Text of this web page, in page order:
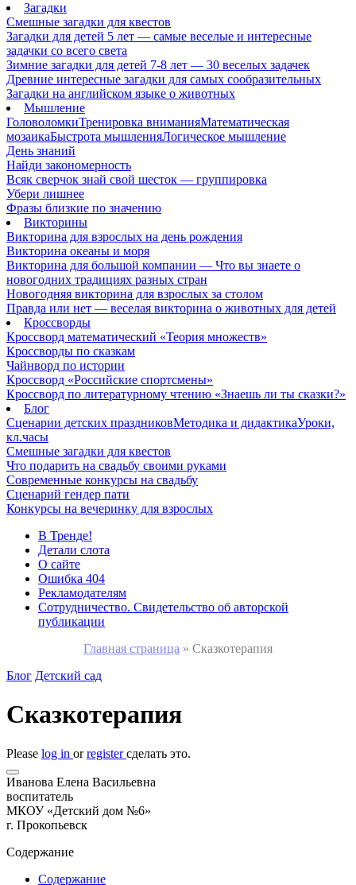
Загадки
Смешные загадки для квестов
Загадки для детей 5 лет — самые веселые и интересные
задачки со всего света
Зимние загадки для детей 7-8 лет — 30 веселых задачек
Древние интересные загадки для самых сообразительных
Загадки на английском языке о животных
Мышление
ГоловоломкиТренировка вниманияМатематическая
мозаикаБыстрота мышленияЛогическое мышление
День знаний
Найди закономерность
Всяк сверчок знай свой шесток — группировка
Убери лишнее
Фразы близкие по значению
Викторины
Викторина для взрослых на день рождения
Викторина океаны и моря
Викторина для большой компании — Что вы знаете о
новогодних традициях разных стран
Новогодняя викторина для взрослых за столом
Правда или нет — веселая викторина о животных для детей
Кроссворды
Кроссворд математический «Теория множеств»
Кроссворды по сказкам
Чайнворд по истории
Кроссворд «Российские спортсмены»
Кроссворд по литературному чтению «Знаешь ли ты сказки?»
Блог
Сценарии детских праздниковМетодика и дидактикаУроки,
кл.часы
Смешные загадки для квестов
Что подарить на свадьбу своими руками
Современные конкурсы на свадьбу
Сценарий гендер пати
Конкурсы на вечеринку для взрослых
В Тренде!
Детали слота
О сайте
Ошибка 404
Рекламодателям
Сотрудничество. Свидетельство об авторской
публикации
Главная страница » Сказкотерапия
Блог Детский сад
Сказкотерапия
Please log in orregisterсделать это.
Иванова Елена Васильевна
воспитатель
МКОУ «Детский дом №6»
г. Прокопьевск
Содержание
Содержание